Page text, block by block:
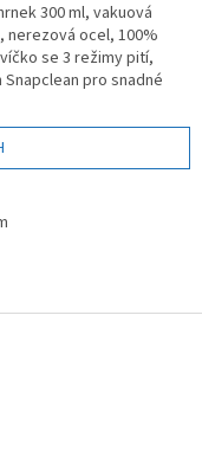
300 ml, vakuová
nerezová ocel, 100%
se 3 režimy pití,
pro snadné
do auta i na cesty